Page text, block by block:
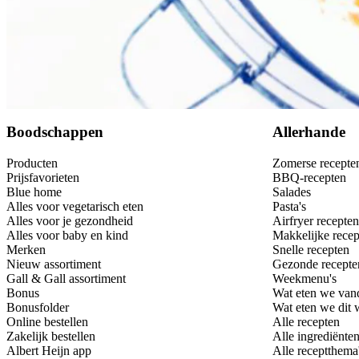
Boodschappen
Producten
Prijsfavorieten
Blue home
Alles voor vegetarisch eten
Alles voor je gezondheid
Alles voor baby en kind
Merken
Nieuw assortiment
Gall & Gall assortiment
Bonus
Bonusfolder
Online bestellen
Zakelijk bestellen
Albert Heijn app
Allerhande
Zomerse
BBQ-recepten
Salades
Pasta's
Airfryer recepten
Makkelijke
Snelle recepten
Gezonde
Weekmenu's
Wat eten we
Wat eten we dit
Alle recepten
Alle ingrediënten
Alle